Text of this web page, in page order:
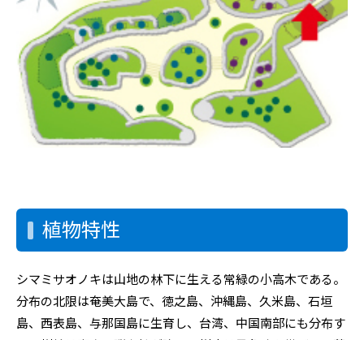
植物特性
シマミサオノキは山地の林下に生える常緑の小高木である。
分布の北限は奄美大島で、徳之島、沖縄島、久米島、石垣
島、西表島、与那国島に生育し、台湾、中国南部にも分布す